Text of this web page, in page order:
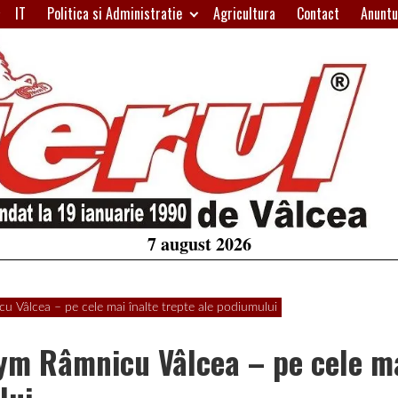
IT Politica si Administratie Agricultura Contact
7 august 2026
Vâlcea – pe cele mai înalte trepte ale podiumului
Râmnicu Vâlcea – pe cele